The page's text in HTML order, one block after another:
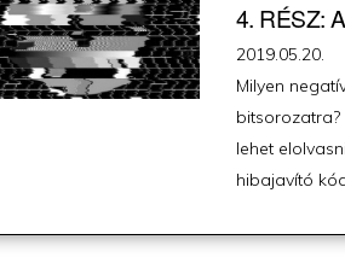
4. RÉSZ:
Posted
on
2019.05.20.
Milyen
bitsorozatra?
lehet
hibajavító